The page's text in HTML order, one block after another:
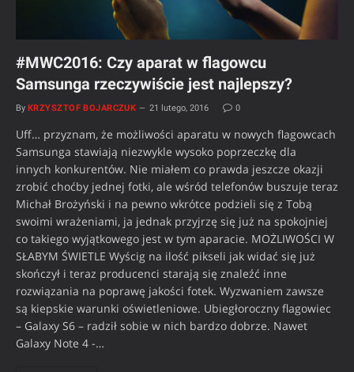
#MWC2016: Czy aparat w flagowcu
Samsunga rzeczywiście jest najlepszy?
By KRZYSZTOF BOJARCZUK 21 lutego, 2016 0
Uff… przyznam, że możliwości aparatu w nowych flagowcach
Samsunga stawiają niezwykle wysoko poprzeczkę dla
innych konkurentów. Nie miałem co prawda jeszcze okazji
zrobić choćby jednej fotki, ale wśród telefonów buszuje teraz
Michał Brożyński i na pewno wkrótce podzieli się z Tobą
swoimi wrażeniami, ja jednak przyjrzę się już na spokojniej
co takiego wyjątkowego jest w tym aparacie. MOŻLIWOŚCI W
SŁABYM ŚWIETLE Wyścig na ilość pikseli jak widać się już
skończył i teraz producenci starają się znaleźć inne
rozwiązania na poprawę jakości fotek. Wyzwaniem zawsze
są kiepskie warunki oświetleniowe. Ubiegłoroczny flagowiec
– Galaxy S6 – radził sobie w nich bardzo dobrze. Nawet
Galaxy Note 4 -…